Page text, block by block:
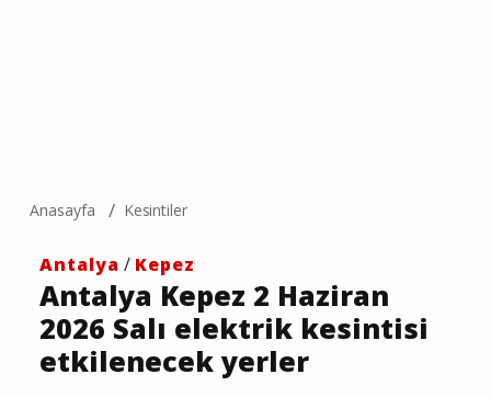
Anasayfa Kesintiler
Antalya / Kepez
Antalya Kepez 2 Haziran
2026 Salı elektrik kesintisi
etkilenecek yerler